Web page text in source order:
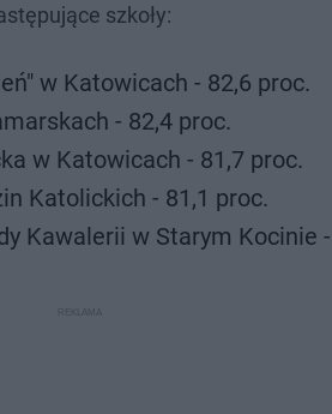
szkoły:
w Katowicach - 82,6 proc.
- 82,4 proc.
w Katowicach - 81,7 proc.
Katolickich - 81,1 proc.
Kawalerii w Starym Kocinie